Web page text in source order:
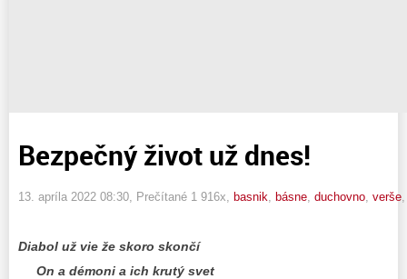
Bezpečný život už dnes!
13. apríla 2022 08:30 , Prečítané 1 916x, basnik básne duchovno verše
Diabol už vie že skoro skončí
On a démoni a ich krutý svet